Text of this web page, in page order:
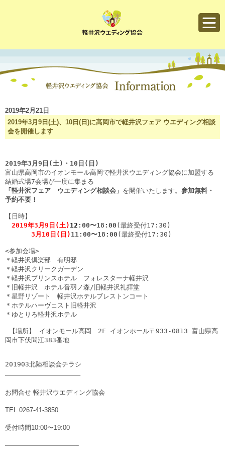
軽井沢ウエディング協会
2019年2月21日
2019年3月9日(土)、10日(日)に高岡市で軽井沢フェア ウエディング相談
会を開催します
富山県高岡市のイオンモール高岡で軽井沢ウエディング協会に加盟する
「軽井沢フェア　ウエディング相談会」 を開催いたします。 参加無料・
予約不要！
2019年3月9日(土) 12 :00〜18:00 (最終受付17:30)
3月10日(日) 11:00〜18:00 (最終受付17:30)
<参加会場>
＊軽井沢倶楽部　有明邸
＊軽井沢クリークガーデン
＊軽井沢プリンスホテル　フォレスターナ軽井沢
＊旧軽井沢　ホテル音羽ノ森/旧軽井沢礼拝堂
＊星野リゾート　軽井沢ホテルブレストンコート
＊ホテルハーヴェスト旧軽井沢
＊ゆとりろ軽井沢ホテル
【場所】 イオンモール高岡
2F イオンホール〒933-0813 富山県高
岡市下伏間江383番地
201903北陸相談会チラシ
———————————–
お問合せ 軽井沢ウエディング協会
TEL:0267-41-3850
受付時間10:00〜19:00
———————————-